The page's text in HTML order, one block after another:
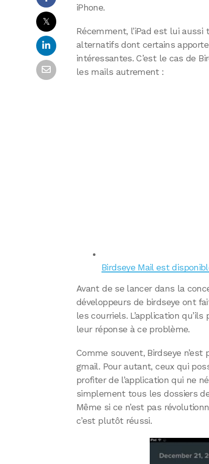
𝕏
iPhone.
Récemment, l’iPad est lui
alternatifs dont certains
intéressantes. C’est le cas de
les mails autrement :
Birdseye Mail est
Avant de se lancer dans la
développeurs de birdseye ont
les courriels. L’application
leur réponse à ce problème.
Comme souvent, Birdseye
gmail. Pour autant, ceux qui
profiter de l’application qui ne
simplement tous les dossiers
Même si ce n’est pas
c’est plutôt réussi.